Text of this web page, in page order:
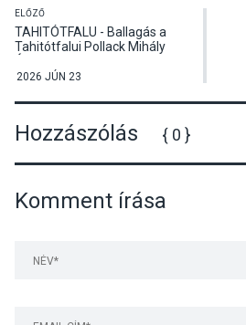
ELŐZŐ
TAHITÓTFALU - Ballagás a
Tahitótfalui Pollack Mihály
2026 JÚN 23
Hozzászólás { 0 }
Komment írása